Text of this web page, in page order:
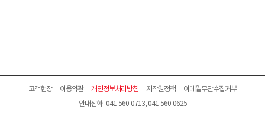
고객헌장 이용약관 개인정보처리방침 저작권정책
이메일무단수집거부
안내전화 041-560-0713, 041-560-0625